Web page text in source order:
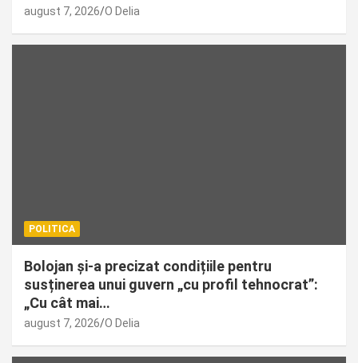
august 7, 2026 O Delia
POLITICA
Bolojan și-a precizat condițiile pentru
susținerea unui guvern „cu profil tehnocrat”:
„Cu cât mai…
august 7, 2026 O Delia